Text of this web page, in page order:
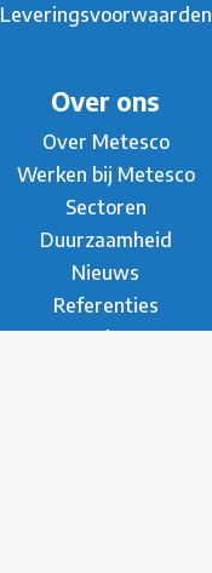
Leveringsvoorwaarden
Over ons
Over Metesco
Werken bij Metesco
Sectoren
Duurzaamheid
Nieuws
Referenties
Brochure